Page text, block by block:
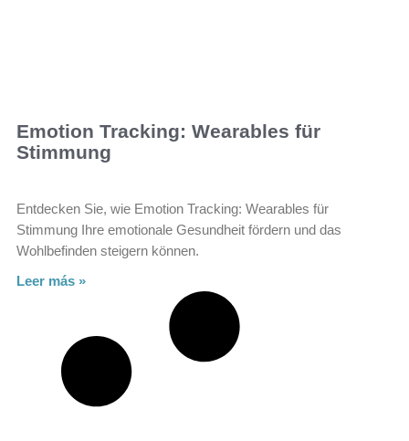
Emotion Tracking: Wearables für
Stimmung
Entdecken Sie, wie Emotion Tracking: Wearables für
Stimmung Ihre emotionale Gesundheit fördern und das
Wohlbefinden steigern können.
Leer más »